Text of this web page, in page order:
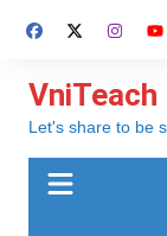
đến
dung
VniTeach
Let's share to be